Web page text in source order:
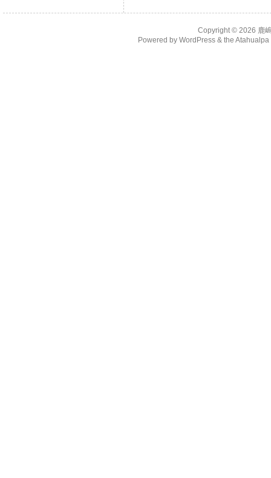
Copyright © 2026 鹿
Powered by WordPress& the Atahualpa